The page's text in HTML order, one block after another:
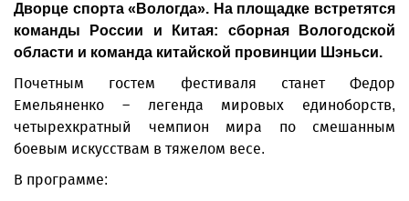
Дворце спорта «Вологда». На площадке встретятся
команды России и Китая: сборная Вологодской
области и команда китайской провинции Шэньси.
Почетным гостем фестиваля станет Федор
Емельяненко – легенда мировых единоборств,
четырехкратный чемпион мира по смешанным
боевым искусствам в тяжелом весе.
В программе: